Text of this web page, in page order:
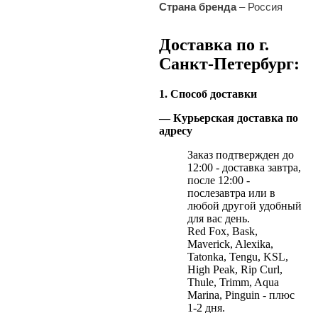
Страна бренда– Россия
Доставка по г.
Санкт-Петербург:
1. Способ доставки
— Курьерская доставка по
адресу
Заказ подтвержден до
12:00 - доставка завтра,
после 12:00 -
послезавтра или в
любой другой удобный
для вас день.
Red Fox, Bask,
Maverick, Alexika,
Tatonka, Tengu, KSL,
High Peak, Rip Curl,
Thule, Trimm, Aqua
Marina, Pinguin - плюс
1-2 дня.